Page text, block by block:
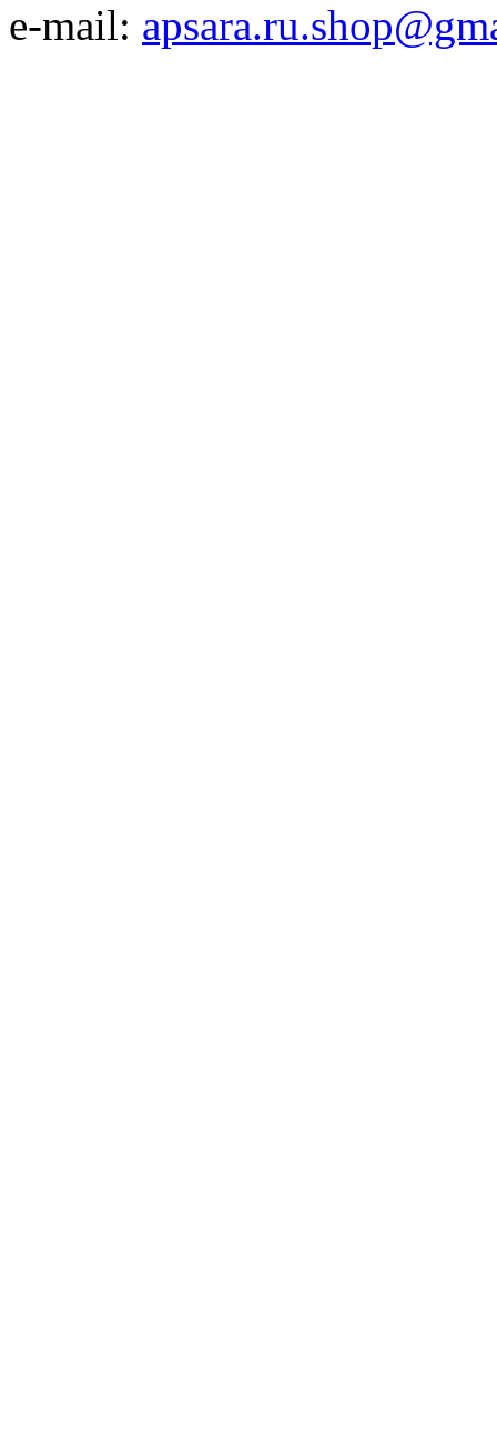
e-mail: